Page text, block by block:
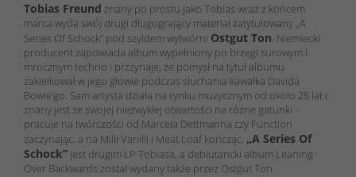
Tobias Freund znany po prostu jako Tobias wraz z końcem
marca wyda swój drugi długogrający materiał zatytułowany „A
Series Of Schock” pod szyldem wytwórni Ostgut Ton. Niemiecki
producent zapowiada album wypełniony po brzegi surowym i
mrocznym techno i przzynaje, że pomysł na tytuł albumu
zakiełkował w jego głowie podczas słuchania kawałka Davida
Bowie’go. Sam artysta działa na rynku muzycznym od około 25 lat i
znany jest ze swojej niezwykłej otwartości na różne gatunki –
pracuje na twórczości od Marcela Dettmanna czy Function
zaczynając, a na Milli Vanilli i Meat Loaf kończąc. „A Series Of
Schock” jest drugim LP Tobiasa, a debiutancki album Leaning
Over Backwards został wydany także przez Ostgut Ton.